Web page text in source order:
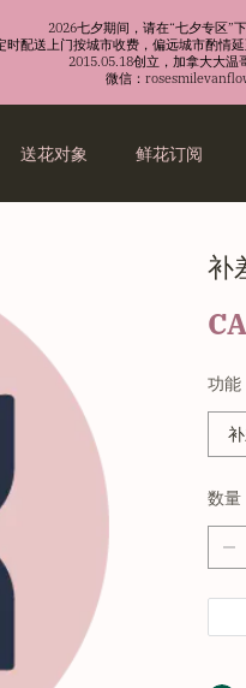
2026七夕期间，请在“七夕专区”
时配送上门按城市收费，偏远城市酌情
2015.05.18创立，加拿大大温
微信：
送花对象 鲜花订阅
补
功能
数量